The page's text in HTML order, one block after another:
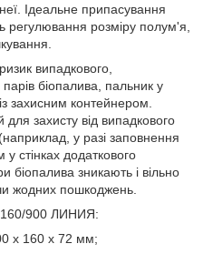
Ідеальне припасування
регулювання розміру полум'я,
випадкового,
біопалива, пальник у
захисним контейнером.
захисту від випадкового
у разі заповнення
стінках додаткового
біопалива зникають і вільно
жодних пошкоджень.
160/900 ЛИНИЯ:
х 160 х 72 мм;